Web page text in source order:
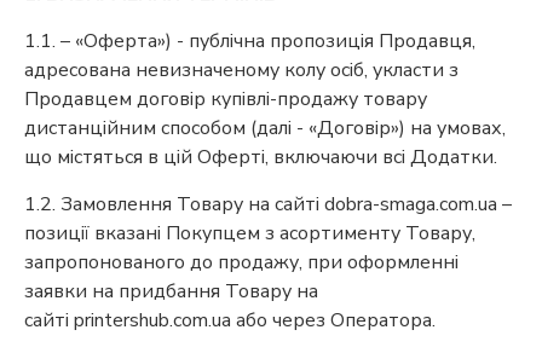
1.1. – «Оферта») - публічна пропозиція Продавця,
адресована невизначеному колу осіб, укласти з
Продавцем договір купівлі-продажу товару
дистанційним способом (далі - «Договір») на умовах,
що містяться в цій Оферті, включаючи всі Додатки.
1.2. Замовлення Товару на сайті dobra-smaga.com.ua –
позиції вказані Покупцем з асортименту Товару,
запропонованого до продажу, при оформленні
заявки на придбання Товару на
сайті printershub.com.ua або через Оператора.